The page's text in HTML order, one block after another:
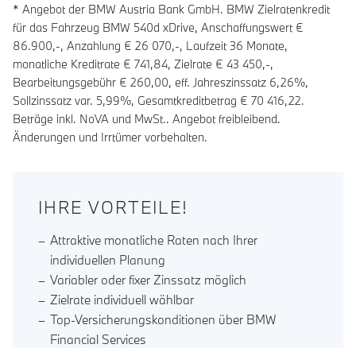
* Angebot der BMW Austria Bank GmbH. BMW Zielratenkredit
für das Fahrzeug BMW 540d xDrive, Anschaffungswert €
86.900,-, Anzahlung € 26 070,-, Laufzeit36 Monate,
monatliche Kreditrate € 741,84, Zielrate € 43 450,-,
Bearbeitungsgebühr € 260,00, eff. Jahreszinssatz 6,26%,
Sollzinssatz var. 5,99%, Gesamtkreditbetrag € 70 416,22.
Beträge inkl. NoVA und MwSt.. Angebot freibleibend.
Änderungen und Irrtümer vorbehalten.
IHRE VORTEILE!
Attraktive monatliche Raten nach Ihrer
individuellen Planung
Variabler oder fixer Zinssatz möglich
Zielrate individuell wählbar
Top-Versicherungskonditionen über BMW
Financial Services